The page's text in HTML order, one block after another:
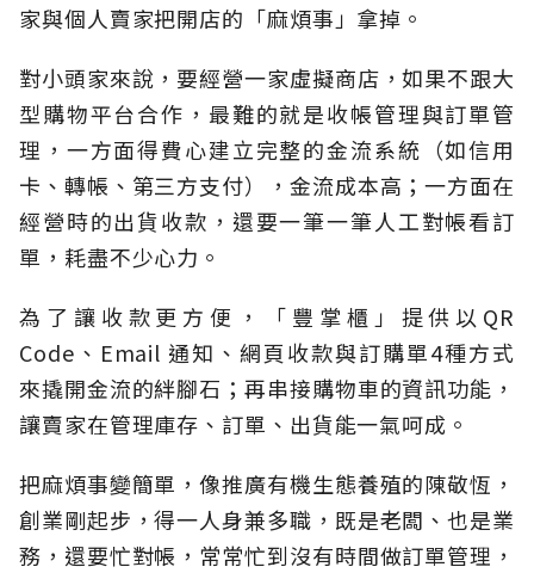
家與個人賣家把開店的「麻煩事」拿掉。
對小頭家來說，要經營一家虛擬商店，如果不跟大
型購物平台合作，最難的就是收帳管理與訂單管
理，一方面得費心建立完整的金流系統（如信用
卡、轉帳、第三方支付），金流成本高；一方面在
經營時的出貨收款，還要一筆一筆人工對帳看訂
單，耗盡不少心力。
為了讓收款更方便，「豐掌櫃」提供以QR
Code、Email 通知、網頁收款與訂購單4種方式
來撬開金流的絆腳石；再串接購物車的資訊功能，
讓賣家在管理庫存、訂單、出貨能一氣呵成。
把麻煩事變簡單，像推廣有機生態養殖的陳敬恆，
創業剛起步，得一人身兼多職，既是老闆、也是業
務，還要忙對帳，常常忙到沒有時間做訂單管理，